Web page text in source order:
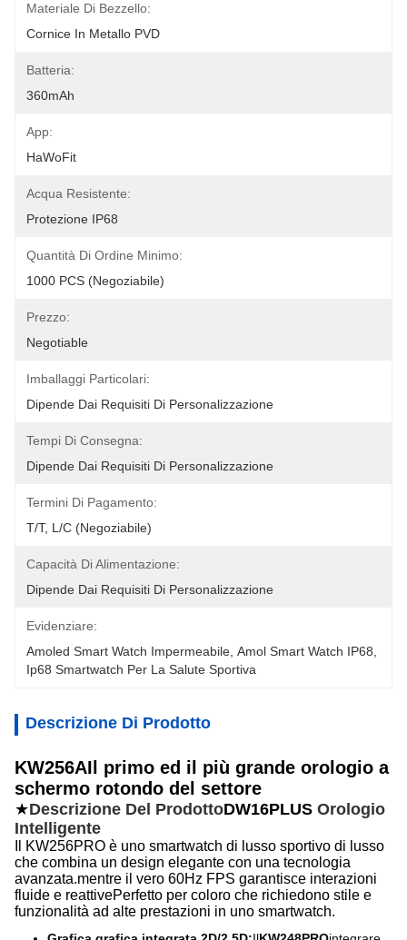
Materiale Di Bezzello:
Cornice In Metallo PVD
Batteria:
360mAh
App:
HaWoFit
Acqua Resistente:
Protezione IP68
Quantità Di Ordine Minimo:
1000 PCS (negoziabile)
Prezzo:
Negotiable
Imballaggi Particolari:
Dipende Dai Requisiti Di Personalizzazione
Tempi Di Consegna:
Dipende Dai Requisiti Di Personalizzazione
Termini Di Pagamento:
T/T, L/C (negoziabile)
Capacità Di Alimentazione:
Dipende Dai Requisiti Di Personalizzazione
Evidenziare:
Amoled Smart Watch Impermeabile Amol Smart Watch IP68
Ip68 Smartwatch Per La Salute Sportiva
Descrizione Di Prodotto
KW256AIl primo ed il più grande orologio a
schermo rotondo del settore
★Descrizione Del ProdottoDW16PLUS Orologio
Intelligente
Il KW256PRO è uno smartwatch di lusso sportivo di lusso
che combina un design elegante con una tecnologia
avanzata.mentre il vero 60Hz FPS garantisce interazioni
fluide e reattivePerfetto per coloro che richiedono stile e
funzionalità ad alte prestazioni in uno smartwatch.